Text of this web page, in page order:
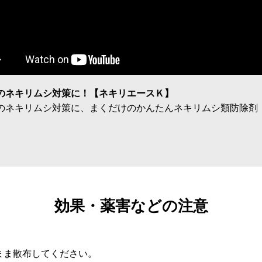
ネキリムシ対策に！【ネキリエースＫ】
ネキリムシ対策に、まくだけのかんたんネキリムシ類防除剤
効果・薬害などの注意
散布してください。